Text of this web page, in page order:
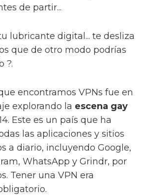
de partir...
lubricante digital... te desliza
que de otro modo podrías
?.
encontramos VPNs fue en
explorando la escena gay
Este es un país que ha
las aplicaciones y sitios
a diario, incluyendo Google,
WhatsApp y Grindr, por
Tener una VPN era